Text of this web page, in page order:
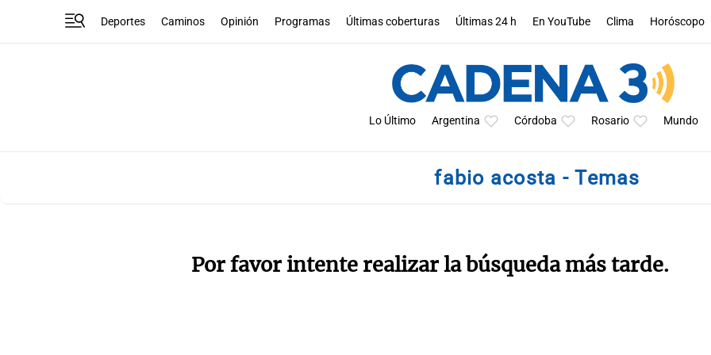
Deportes Caminos Opinión Programas Últimas coberturas Últimas 24 h En YouTube Clima Horóscopo
Lo Último Argentina Córdoba Rosario Mundo
fabio acosta - Temas
Por favor intente realizar la búsqueda más tarde.